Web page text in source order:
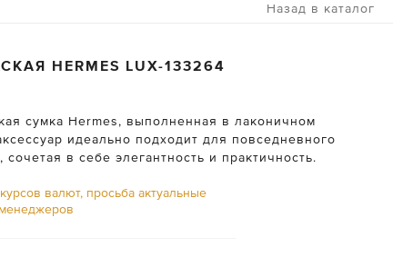
Назад в каталог
HERMES LUX-133264
сумка Hermes, выполненная в лаконичном
идеально подходит для повседневного
сочетая в себе элегантность и практичность.
валют, просьба актуальные